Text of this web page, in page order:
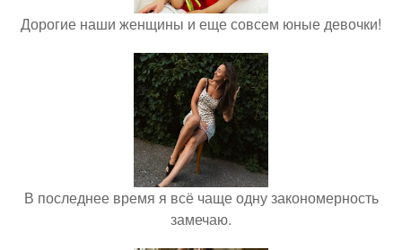
Дорогие наши женщины и еще совсем юные девочки!
В последнее время я всё чаще одну закономерность
замечаю.